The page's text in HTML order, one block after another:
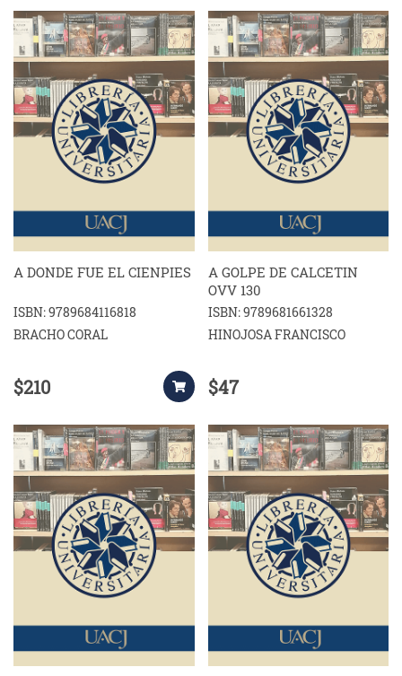
A DONDE FUE EL CIENPIES
ISBN: 9789684116818
BRACHO CORAL
$210
A GOLPE DE CALCETIN
OVV 130
ISBN: 9789681661328
HINOJOSA FRANCISCO
$47